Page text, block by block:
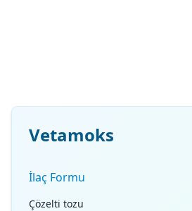
Vetamoks
İlaç Formu
Çözelti tozu